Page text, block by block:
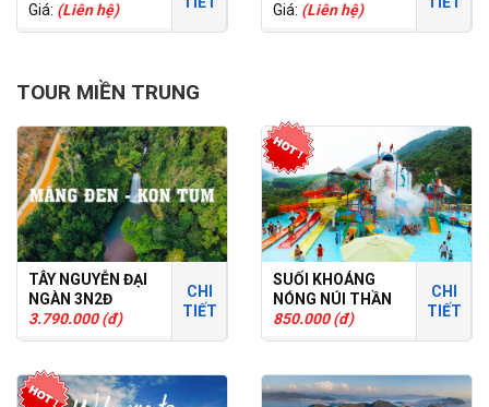
2N1Đ
Giá: (Liên hệ)
- TOUR RIÊNG
Giá: (Liên hệ)
TOUR MIỀN TRUNG
TÂY NGUYỄN ĐẠI
NGÀN 3N2Đ
3.790.000 (đ)
CHI
TIẾT
SUỐI KHOÁNG
NÓNG NÚI THẦN
TÀI
850.000 (đ)
CHI
TIẾT